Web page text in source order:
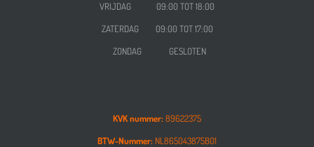
VRIJDAG
09:00 TOT 18:00
ZATERDAG 09:00 TOT 17:00
ZONDAG GESLOTEN
KVK nummer:89622375
BTW-Nummer: NL865043875B01